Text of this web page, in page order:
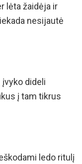
lėta žaidėja ir
nesijautė
įvyko dideli
į tam tikrus
ledo ritulį